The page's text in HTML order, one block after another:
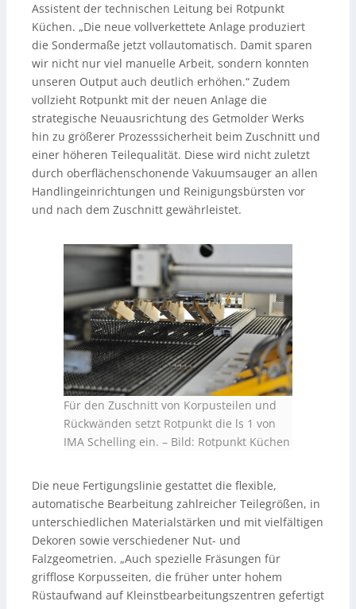
Assistent der technischen Leitung bei Rotpunkt
Küchen. „Die neue vollverkettete Anlage produziert
die Sondermaße jetzt vollautomatisch. Damit sparen
wir nicht nur viel manuelle Arbeit, sondern konnten
unseren Output auch deutlich erhöhen.“ Zudem
vollzieht Rotpunkt mit der neuen Anlage die
strategische Neuausrichtung des Getmolder Werks
hin zu größerer Prozesssicherheit beim Zuschnitt und
einer höheren Teilequalität. Diese wird nicht zuletzt
durch oberflächenschonende Vakuumsauger an allen
Handlingeinrichtungen und Reinigungsbürsten vor
und nach dem Zuschnitt gewährleistet.
Für den Zuschnitt von Korpusteilen und
Rückwänden setzt Rotpunkt die ls 1 von
IMA Schelling ein. – Bild: Rotpunkt Küchen
Die neue Fertigungslinie gestattet die flexible,
automatische Bearbeitung zahlreicher Teilegrößen, in
unterschiedlichen Materialstärken und mit vielfältigen
Dekoren sowie verschiedener Nut- und
Falzgeometrien. „Auch spezielle Fräsungen für
grifflose Korpusseiten, die früher unter hohem
Rüstaufwand auf Kleinstbearbeitungszentren gefertigt